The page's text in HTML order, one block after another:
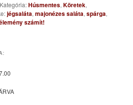
Kategória:Húsmentes,Köretek,
jégsaláta,majonézes saláta,spárga,
számít!